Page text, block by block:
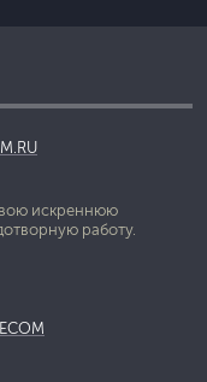
искреннюю
работу.